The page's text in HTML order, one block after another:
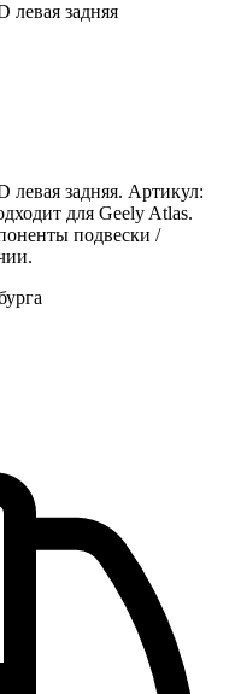
задняя
задняя. Артикул:
для Geely Atlas.
подвески /